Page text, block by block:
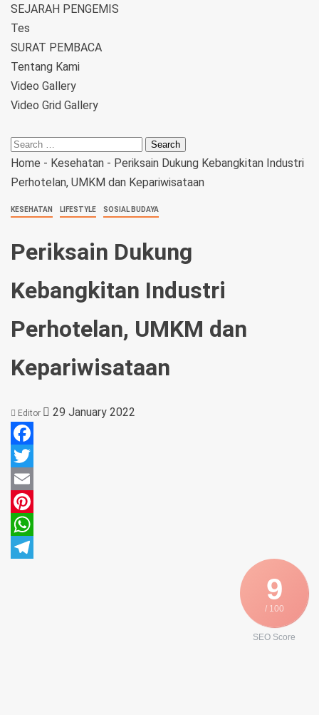
SEJARAH PENGEMIS
Tes
SURAT PEMBACA
Tentang Kami
Video Gallery
Video Grid Gallery
Home - Kesehatan - Periksain Dukung Kebangkitan Industri
Perhotelan, UMKM dan Kepariwisataan
KESEHATAN LIFESTYLE SOSIAL BUDAYA
Periksain Dukung
Kebangkitan Industri
Perhotelan, UMKM dan
Kepariwisataan
Editor 29 January 2022
Facebook
Twitter
Email
Pinterest
WhatsApp
9
/ 100
SEO Score